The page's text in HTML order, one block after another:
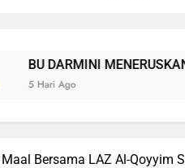
MIMPI YANG
Bersama LAZ Al-Qoyyim